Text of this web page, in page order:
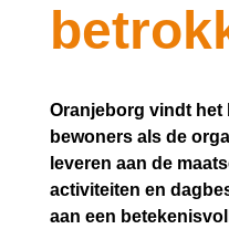
Oranjeborg vindt het
bewoners als de
leveren aan de
activiteiten en
aan een